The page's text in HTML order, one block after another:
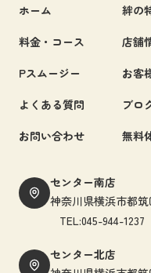
ホーム
絆の
料金・コース
店舗
Pスムージー
お客
よくある質問
ブロ
お問い合わせ
無料
センター南店
神奈川県横浜市都
TEL:045-944-1237
センター北店